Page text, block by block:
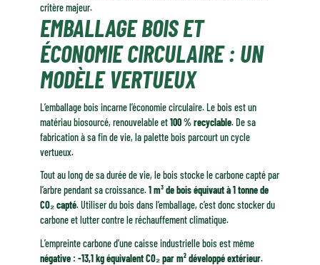
critère majeur.
EMBALLAGE BOIS ET
ÉCONOMIE CIRCULAIRE : UN
MODÈLE VERTUEUX
L’emballage bois incarne l’économie circulaire. Le bois est un
matériau biosourcé, renouvelable et100 % recyclable. De sa
fabrication à sa fin de vie, la palette bois parcourt un cycle
vertueux.
Tout au long de sa durée de vie, le bois stocke le carbone capté par
l’arbre pendant sa croissance.1 m³ de bois équivaut à 1 tonne de
CO₂ capté. Utiliser du bois dans l’emballage, c’est donc stocker du
carbone et lutter contre le réchauffement climatique.
L’empreinte carbone d’une caisse industrielle bois est même
négative : -13,1 kg équivalent CO₂ par m² développé extérieur.